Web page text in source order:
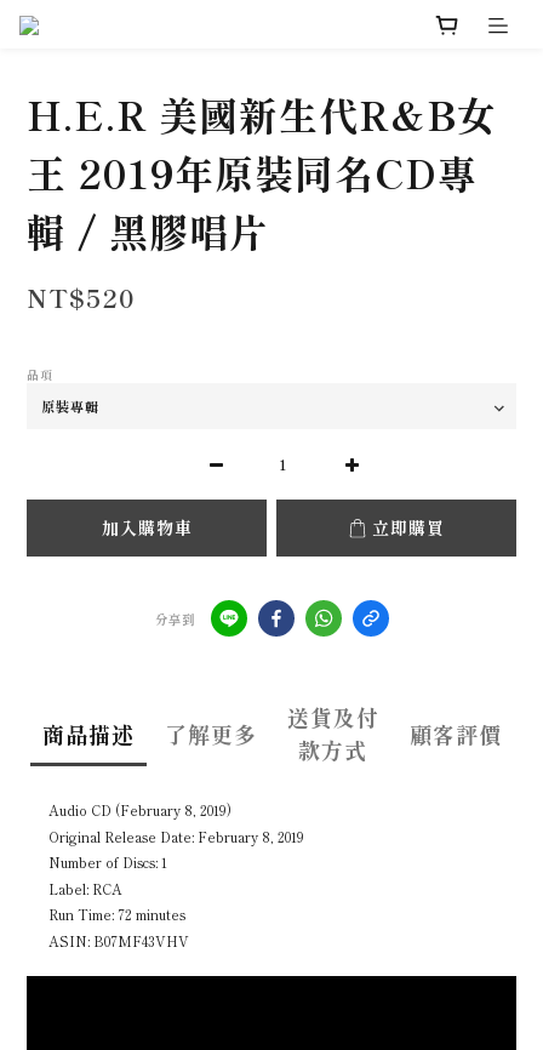
H.E.R 美國新生代R&B女
王 2019年原裝同名CD專
輯 / 黑膠唱片
NT$520
品項
加入購物車 立即購買
分享到
商品描述 了解更多
送貨及付
款方式
顧客評價
Audio CD (February 8, 2019)
Original Release Date: February 8, 2019
Number of Discs: 1
Label: RCA
Run Time: 72 minutes
ASIN: B07MF43VHV